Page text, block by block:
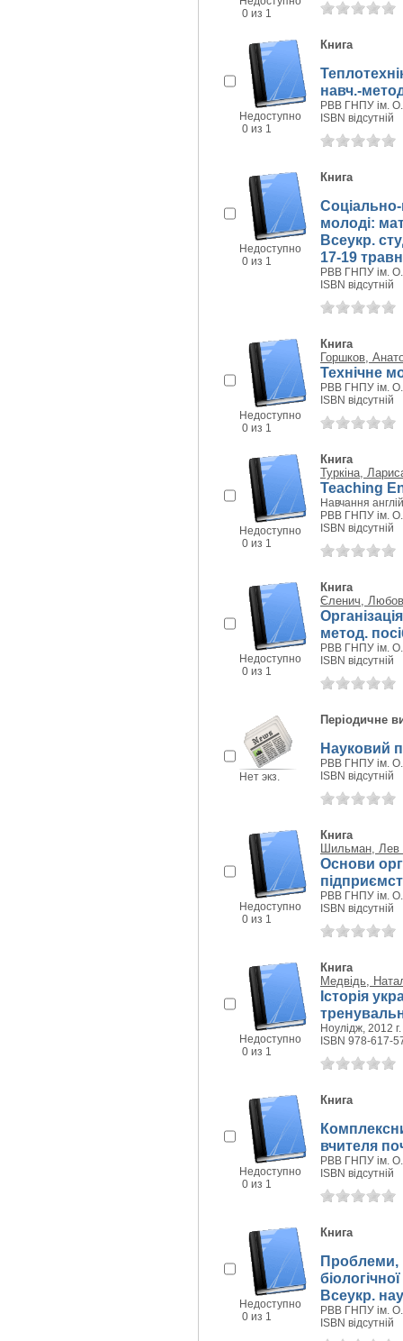
0 из 1
Недоступно
0 из 1
Книга
навч.-
РВВ ГНПУ ім. О.
ISBN відсутній
Недоступно
0 из 1
Книга
Соціально-
молоді:
Всеукр.
17-19
РВВ ГНПУ ім. О.
ISBN відсутній
Недоступно
0 из 1
Книга
Горшков,
Технічне
РВВ ГНПУ ім. О.
ISBN відсутній
Недоступно
0 из 1
Книга
Туркіна,
Teaching
Навчання
РВВ ГНПУ ім. О.
ISBN відсутній
Недоступно
0 из 1
Книга
Єленич,
метод.
РВВ ГНПУ ім. О.
ISBN відсутній
Нет экз.
Періодичне
Науковий
РВВ ГНПУ ім. О.
ISBN відсутній
Недоступно
0 из 1
Книга
Шильман, Лев
Основи
РВВ ГНПУ ім. О.
ISBN відсутній
Недоступно
0 из 1
Книга
Медвідь,
Історія
Ноулідж, 2012 г.
ISBN 978-617-
Недоступно
0 из 1
Книга
вчителя
РВВ ГНПУ ім. О.
ISBN відсутній
Недоступно
0 из 1
Книга
Проблеми,
Всеукр.
РВВ ГНПУ ім. О.
ISBN відсутній